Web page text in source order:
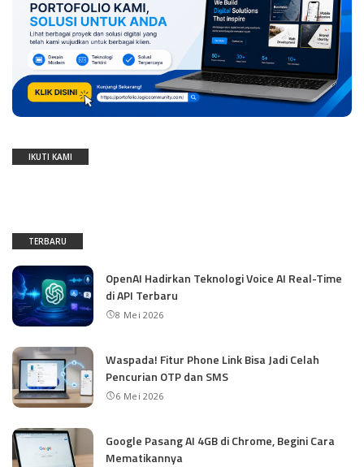
IKUTI KAMI
TERBARU
OpenAI Hadirkan Teknologi Voice AI Real-Time
di API Terbaru
8 Mei 2026
Waspada! Fitur Phone Link Bisa Jadi Celah
Pencurian OTP dan SMS
6 Mei 2026
Google Pasang AI 4GB di Chrome, Begini Cara
Mematikannya